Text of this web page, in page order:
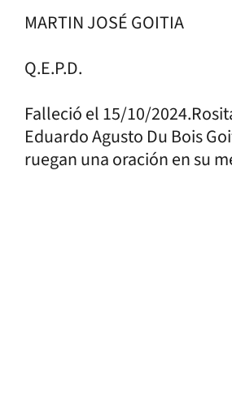
MARTIN JOSÉ GOITIA
Q.E.P.D.
Falleció el 15/10/
Eduardo Agusto Du Bois
ruegan una oración en su